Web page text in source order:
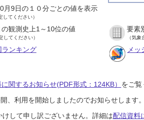
月9日の１０分ごとの値を表示
してください）
観測史上1～10位の値
してください）
要素
（気
ランキング メッ
関するお知らせ(PDF形式：124KB） をご覧
、利用を開始しましたのでお知らせします
して申し訳ございません。詳細は配信資料